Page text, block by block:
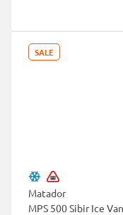
SALE
Matador
MPS 500 Sibir Ice Van